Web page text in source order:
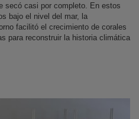
secó casi por completo. En estos
bajo el nivel del mar, la
facilitó el crecimiento de corales
para reconstruir la historia climática